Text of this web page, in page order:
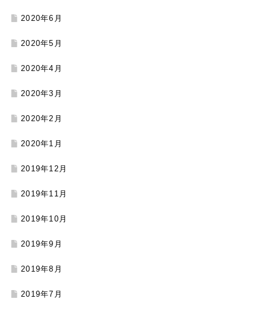
2020年6月
2020年5月
2020年4月
2020年3月
2020年2月
2020年1月
2019年12月
2019年11月
2019年10月
2019年9月
2019年8月
2019年7月